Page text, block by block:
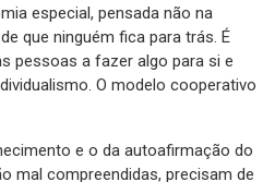
especial, pensada não na
que ninguém fica para trás. É
pessoas a fazer algo para si e
O modelo cooperativo
e o da autoafirmação do
mal compreendidas, precisam de